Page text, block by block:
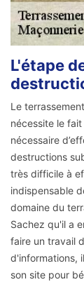
L'étape
Le
nécessite le
nécessaire
destructions
très difficile à
indispensable
domaine du
Sachez qu'il a
faire un travail
d'informations,
son site pour